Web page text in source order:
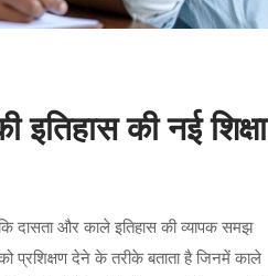
की नई शिक्षा
दासता और काले इतिहास की व्यापक समझ
प्रशिक्षण देने के तरीके बताता है जिनमें काले